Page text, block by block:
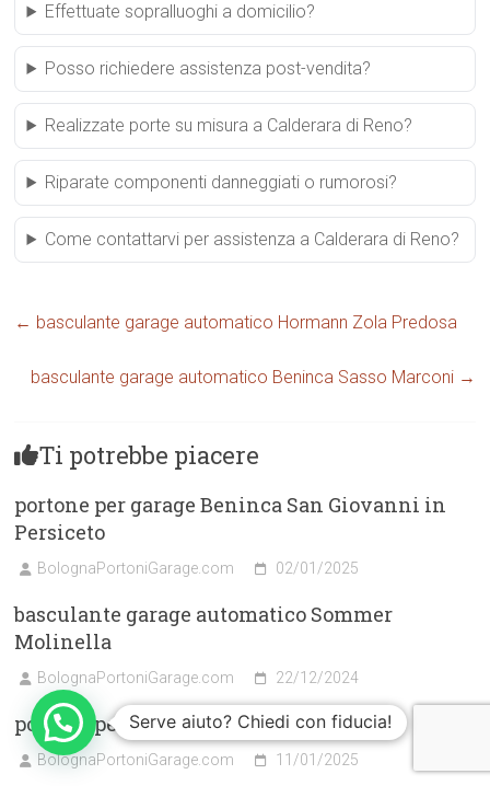
Effettuate sopralluoghi a domicilio?
Posso richiedere assistenza post-vendita?
Realizzate porte su misura a Calderara di Reno?
Riparate componenti danneggiati o rumorosi?
Come contattarvi per assistenza a Calderara di Reno?
← basculante garage automatico Hormann Zola Predosa
basculante garage automatico Beninca Sasso Marconi →
Ti potrebbe piacere
portone per garage Beninca San Giovanni in
Persiceto
BolognaPortoniGarage.com 02/01/2025
basculante garage automatico Sommer
Molinella
BolognaPortoniGarage.com 22/12/2024
portone per garage Hormann Castenaso
BolognaPortoniGarage.com 11/01/2025
Serve aiuto? Chiedi con fiducia!